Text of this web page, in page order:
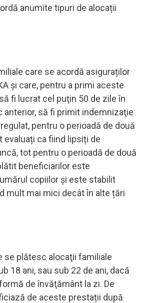
anumite tipuri de alocații
care se acordă asiguraților
și care, pentru a primi aceste
fi lucrat cel puţin 50 de zile în
anterior, să fi primit indemnizaţie
pentru o perioadă de două
evaluați ca fiind lipsiți de
tot pentru o perioadă de două
beneficiarilor este
copiilor şi este stabilit
mult mai mici decât în alte țări
se plătesc alocaţii familiale
18 ani, sau sub 22 de ani, dacă
de învăţământ la zi. De
de aceste prestații după